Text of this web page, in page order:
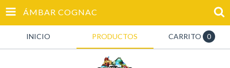
ÁMBAR COGNAC
INICIO PRODUCTOS CARRITO 0